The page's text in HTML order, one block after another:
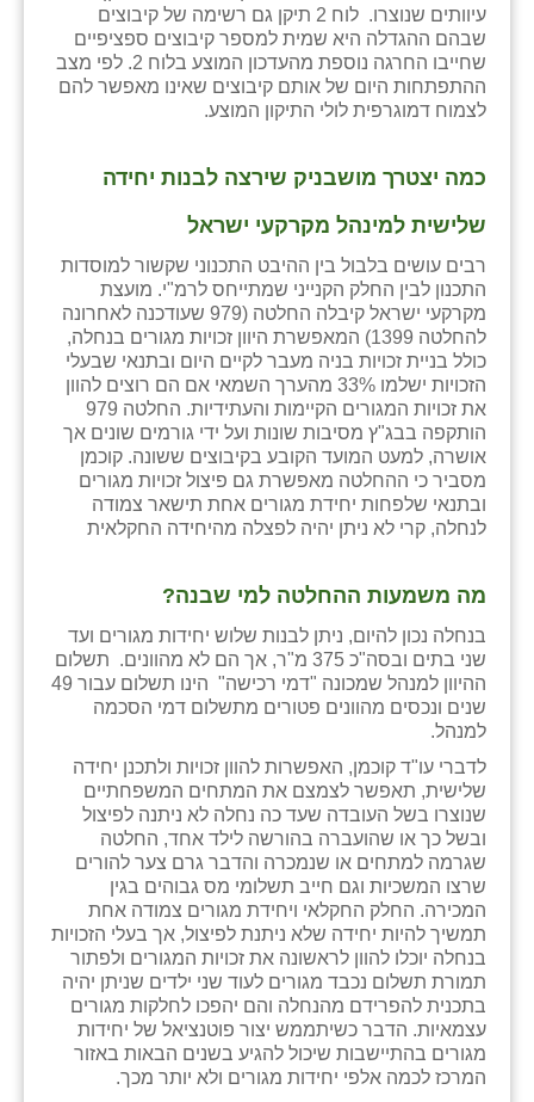
עיוותים שנוצרו. לוח 2 תיקן גם רשימה של קיבוצים
שבהם ההגדלה היא שמית למספר קיבוצים ספציפיים
שחייבו החרגה נוספת מהעדכון המוצע בלוח 2. לפי מצב
ההתפתחות היום של אותם קיבוצים שאינו מאפשר להם
לצמוח דמוגרפית לולי התיקון המוצע.
כמה יצטרך מושבניק שירצה לבנות יחידה
שלישית למינהל מקרקעי ישראל
רבים עושים בלבול בין ההיבט התכנוני שקשור למוסדות
התכנון לבין החלק הקנייני שמתייחס לרמ"י. מועצת
מקרקעי ישראל קיבלה החלטה (979 שעודכנה לאחרונה
להחלטה 1399) המאפשרת היוון זכויות מגורים בנחלה,
כולל בניית זכויות בניה מעבר לקיים היום ובתנאי שבעלי
הזכויות ישלמו 33% מהערך השמאי אם הם רוצים להוון
את זכויות המגורים הקיימות והעתידיות. החלטה 979
הותקפה בבג"ץ מסיבות שונות ועל ידי גורמים שונים אך
אושרה, למעט המועד הקובע בקיבוצים ששונה. קוכמן
מסביר כי ההחלטה מאפשרת גם פיצול זכויות מגורים
ובתנאי שלפחות יחידת מגורים אחת תישאר צמודה
לנחלה, קרי לא ניתן יהיה לפצלה מהיחידה החקלאית
מה משמעות ההחלטה למי שבנה?
בנחלה נכון להיום, ניתן לבנות שלוש יחידות מגורים ועד
שני בתים ובסה"כ 375 מ"ר, אך הם לא מהוונים. תשלום
ההיוון למנהל שמכונה "דמי רכישה" הינו תשלום עבור 49
שנים ונכסים מהוונים פטורים מתשלום דמי הסכמה
למנהל.
לדברי עו"ד קוכמן, האפשרות להוון זכויות ולתכנן יחידה
שלישית, תאפשר לצמצם את המתחים המשפחתיים
שנוצרו בשל העובדה שעד כה נחלה לא ניתנה לפיצול
ובשל כך או שהועברה בהורשה לילד אחד, החלטה
שגרמה למתחים או שנמכרה והדבר גרם צער להורים
שרצו המשכיות וגם חייב תשלומי מס גבוהים בגין
המכירה. החלק החקלאי ויחידת מגורים צמודה אחת
תמשיך להיות יחידה שלא ניתנת לפיצול, אך בעלי הזכויות
בנחלה יוכלו להוון לראשונה את זכויות המגורים ולפתור
תמורת תשלום נכבד מגורים לעוד שני ילדים שניתן יהיה
בתכנית להפרידם מהנחלה והם יהפכו לחלקות מגורים
עצמאיות. הדבר כשיתממש יצור פוטנציאל של יחידות
מגורים בהתיישבות שיכול להגיע בשנים הבאות באזור
המרכז לכמה אלפי יחידות מגורים ולא יותר מכך.
נווה אטי״ב
נהריה (אג״ש)
עין חצבה
עין תמר
עמרים
קורנית
קלחים
רועי
רימונים
רמות השבים
שבי ציון
שדה ורבורג
שדה צבי
שכניה
תלמי יוסף
בוסתן הגליל